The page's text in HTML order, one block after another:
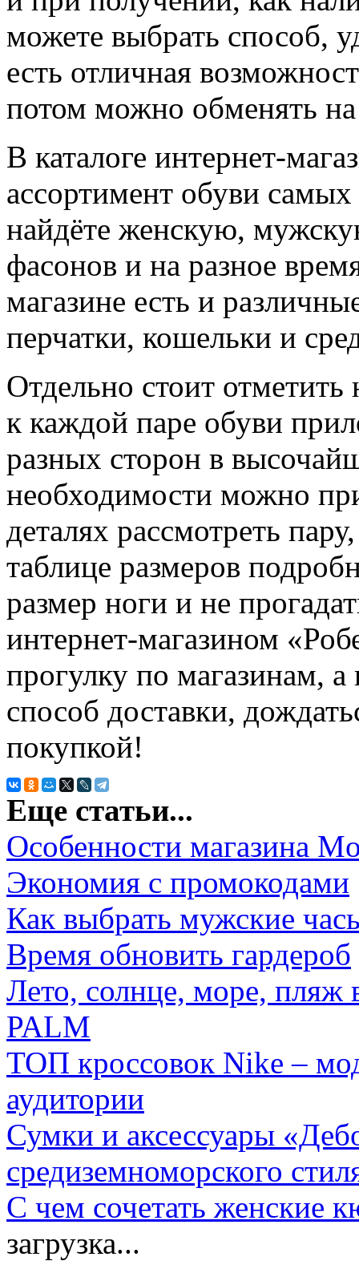
можете выбрать способ,
есть отличная
потом можно обменять
В каталоге интернет-
ассортимент обуви
найдёте женскую,
фасонов и на разное
магазине есть и
перчатки, кошельки и
Отдельно стоит
к каждой паре обуви
разных сторон в
необходимости можно
деталях рассмотреть
таблице размеров
размер ноги и не
интернет-магазином
прогулку по магазинам,
способ доставки,
покупкой!
Еще статьи...
Особенности магазина
Экономия с промокодами
Как выбрать мужские
Время обновить гардероб
Лето, солнце, море, пляж
PALM
ТОП кроссовок Nike –
аудитории
Сумки и аксессуары
средиземноморского
С чем сочетать женские
загрузка...